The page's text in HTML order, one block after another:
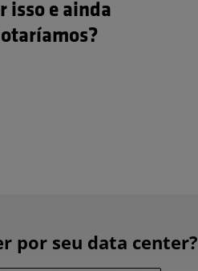
isso e ainda
por seu data center?